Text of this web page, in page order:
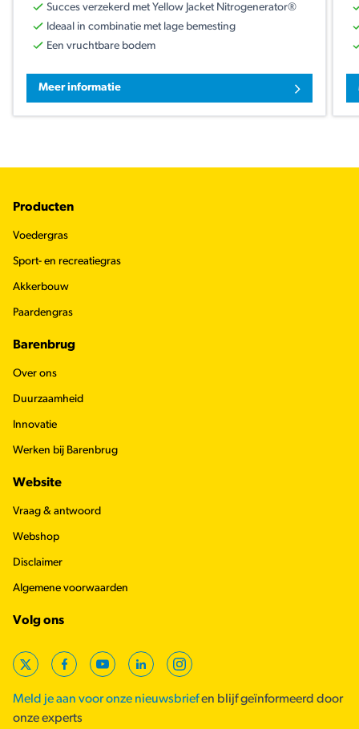
Succes verzekerd met Yellow Jacket Nitrogenerator®
Ideaal in combinatie met lage bemesting
Een vruchtbare bodem
Meer informatie
Footer
Producten
Voedergras
Sport- en recreatiegras
Akkerbouw
Paardengras
Barenbrug
Over ons
Duurzaamheid
Innovatie
Werken bij Barenbrug
Website
Vraag & antwoord
Webshop
Disclaimer
Algemene voorwaarden
Volg ons
X FacebookYouTubeLinkedInInstagram
Meld je aan voor onze nieuwsbriefen blijf geïnformeerd door
onze experts